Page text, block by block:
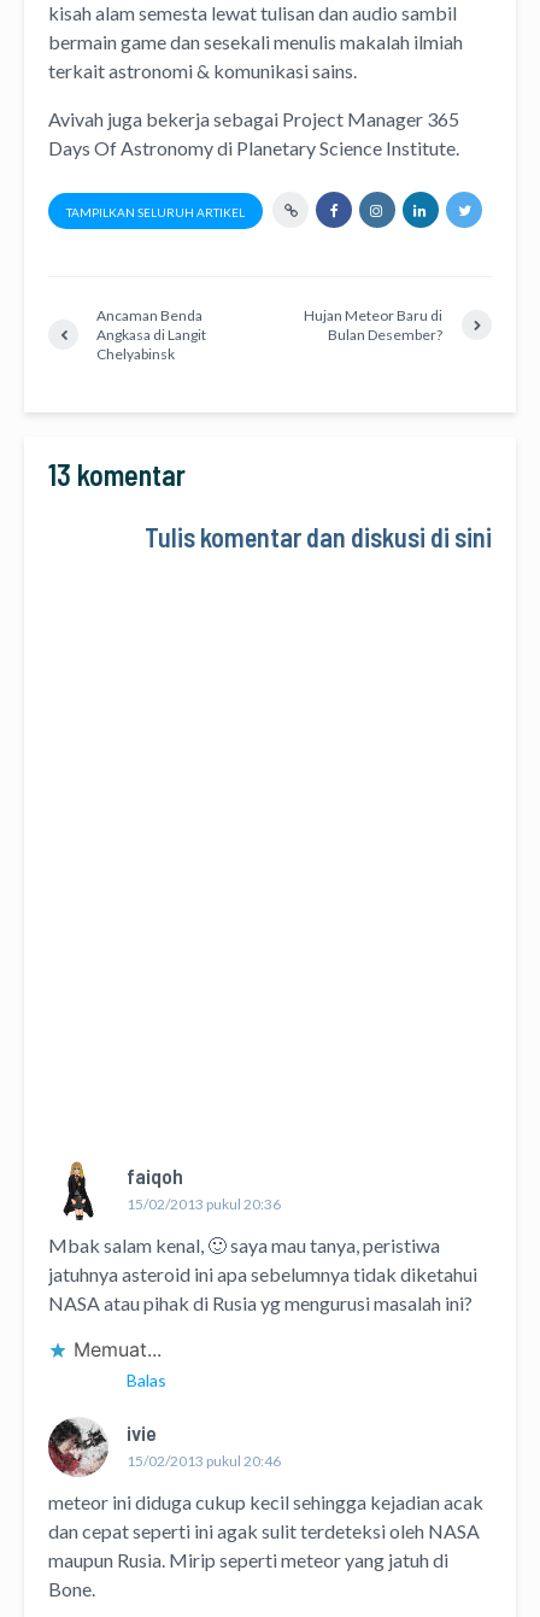
kisah alam semesta lewattulisandanaudio sambil
bermain game dan sesekali menulis makalah ilmiah
terkait astronomi & komunikasi sains.
Avivah juga bekerja sebagai Project Manager 365
Days Of Astronomydi Planetary Science Institute.
TAMPILKAN SELURUH ARTIKEL
Ancaman Benda
Angkasa di Langit
Chelyabinsk
Hujan Meteor Baru di
Bulan Desember?
13 komentar
Tulis komentar dan diskusi di sini
faiqoh
15/02/2013 pukul 20:36
Mbak salam kenal, 🙂 saya mau tanya, peristiwa
jatuhnya asteroid ini apa sebelumnya tidak diketahui
NASA atau pihak di Rusia yg mengurusi masalah ini?
Memuat...
Balas
ivie
15/02/2013 pukul 20:46
meteor ini diduga cukup kecil sehingga kejadian acak
dan cepat seperti ini agak sulit terdeteksi oleh NASA
maupun Rusia. Mirip seperti meteor yang jatuh di
Bone.